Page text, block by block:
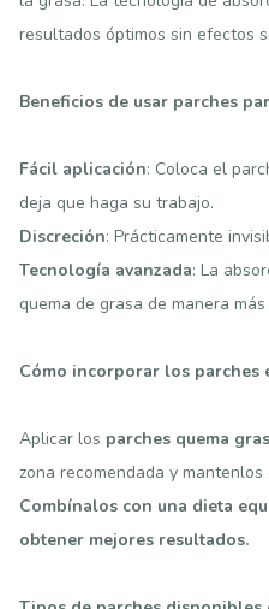
resultados óptimos sin efectos
Beneficios de usar parches
Fácil aplicación: Coloca el
deja que haga su trabajo.
Discreción: Prácticamente
Tecnología avanzada: La
quema de grasa de manera
Cómo incorporar los parches
Aplicar los parches quema
zona recomendada y
Combínalos con una dieta
obtener mejores resultados.